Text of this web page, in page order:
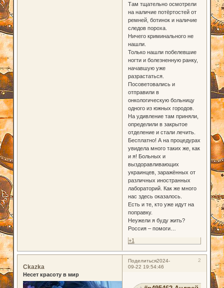
Там тщательно осмотрели
на наличие потёртостей от
ремней, ботинок и наличие
следов пороха.
Ничего криминального не
нашли.
Только нашли побелевшие
ногти и болезненную ранку,
начавшую уже
разрастаться.
Посоветовались и
отправили в
онкологическую больницу
одного из южных городов.
На удивление там приняли,
определили в закрытое
отделение и стали лечить.
Бесплатно! А на процедурах
увидела много таких же, как
и я! Больных и
выздоравливающих
украинцев, заражённых от
различных иностранных
лабораторий. Как же много
нас здесь оказалось.
Есть и те, кто уже идут на
поправку.
Неужели я буду жить?
Россия – помоги…
+1
Поделиться 2
2024-
09-22 19:54:46
Ckazka
Несет красоту в мир